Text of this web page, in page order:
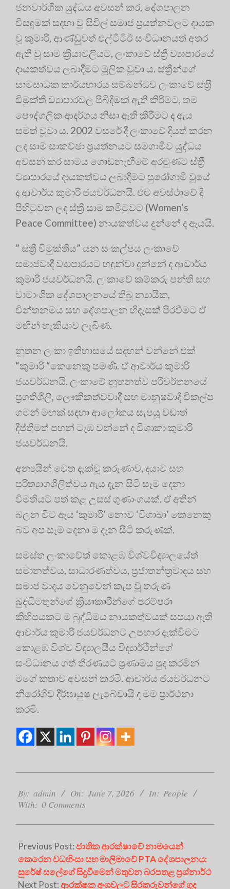
ජනවාර්ගික යුද්ධය අවසන් කර, දේශපාලන
විසඳුමක් සදහා වූ සිවිල් සමාජ ප්‍රයත්නවලට දායක
වූ කුමාරි, ආණ්ඩුවත් එල්ටීටීඊ සංවිධානයත් අතර
ඇති වූ සාම ක්‍රියාවලියට, ලංකාවේ ස්ත්‍රී ව්‍යාපාරයේ
දායකත්වය ලබාදීමට මූලික වූවා ය. ස්ත්‍රීන්ගේ
සාමසාධක කාර්යභාරය සම්බන්ධව ලංකාවේ ස්ත‍්‍රී
විමුක්ති ව්‍යාපාරවල පිබිදීමක් ඇති කිරීමට, තම
පෞද්ගලික ආදර්ශය නිසා ඇති කිරීමට ද ඇය
සමත් වූවා ය. 2002 වසරේ දී ලංකාවේ දියත් කරන
ලද සාම සාකච්ඡා ප්‍රයත්නයට සමගාමීව යුද්ධය
අවසන් කර සාමය ගොඩනැඟීමේ අරමුණට ස්ත‍්‍රී
ව්‍යාපාරයේ දායකත්වය ලබාදීමට පුරෝගාමී වූයේ
ද ආචාර්ය කුමාරි ජයවර්ධනයි. එම අවස්ථාවේ දී
පිහිටුවන ලද ස්ත්‍රී සාම කමිටුවට (Women’s
Peace Committee) නායකත්වය දුන්නේ ද ඇයයි.
” ස්ත්‍රී විමුක්තිය” යන සංකල්පය ලංකාවේ
සමාජවාදී ව්‍යාපාරයට හඳුන්වා දුන්නේ ද ආචාර්ය
කුමාරි ජයවර්ධනයි. ලංකාවේ කම්කරු පන්ති සහ
වාමාංශික දේශපාලනයේ තිබූ න්‍යායික,
චින්තනමය සහ දේශපාලන හිදැසක් පිරවීමට ඒ
මඟින් හැකියාව ලැබිණ.
නූතන ලංකා ඉතිහාසයේ සදහන් වන්නේ එක්
“කුමාරි “කෙනෙකු පමණි. ඒ ආචාර්ය කුමාරි
ජයවර්ධනයි. ලංකාවේ නූතනත්ව පරිවර්තනයේ
ප්‍රගතිශීලී, ලෞකිකත්වවාදී සහ මානුෂවාදී විකල්ප
ගමන් මඟක් සඳහා ආලෝකය සැපයූ වඩාත්
දීප්තිමත් පහන් ටැඹ වන්නේ ද විශාකා කුමාරි
ජයවර්ධනයි.
අන්‍යයින් වෙත දැක්වූ කරුණාව, දයාව සහ
පරිත්‍යාගශීලිත්වය ඇය දැන සිටි සෑම දෙනා
විමතියට පත් කළ උසස් ගුණාංගයක්. ඒ අතින්
බලන විට ඇය ‘කුමාරි’ නොව ‘විශාඛා’ කෙනෙකු
බව අප සැම දෙනා ම දැන සිටි කරුණක්.
සමස්ත ලංකාවේත් කොළඹ විශ්වවිද්‍යාලයේත්
සමානත්වය, සාධාරණත්වය, ප්‍රජාතන්ත්‍රවාදය සහ
සමාජ වාදය වෙනුවෙන් කැප වූ තරුණ
බුද්ධිමතුන්ගේ ක්‍රියාකාරීන්ගේ පරම්පරා
කිහිපයකට ම බුද්ධිමය නායකත්වයක් සපයා ඇති
ආචාර්ය කුමාරි ජයවර්ධනට උපහාර දැක්වීමට
කොළඹ විශ්ව විද්‍යාලයීය විද්‍යාර්ථීන්ගේ
සංවිධානය ගත් තීරණයට ප්‍රණාමය පුද කරමින්
මගේ කතාව අවසන් කරමි. ආචාර්ය ජයවර්ධනට
නිරෝගීව දීර්ඝායුෂ ලැබේවායි ද මම ප්‍රාර්ථනා
කරමි.
06-
07
By: admin On: June 7, 2026 In: People
With: 0 Comments
Previous Post:ජාතික ආරක්ෂාවේ නාමයෙන්
කෙරෙන වධහිංසා සහ මාලිමාවේ PTA දේශපාලනය:
සුරේෂ් සලේගේ සිදුවීමෙන් මතුවන බරපතළ ප්‍රශ්නාර්ථ
Next Post:ආරක්ෂක අංශවලට සිරකරුවන්ගේ ගුද